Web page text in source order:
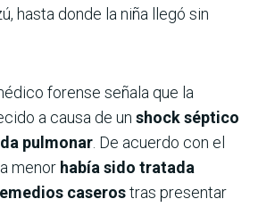
hasta donde la niña llegó sin
forense señala que la
a causa de un shock séptico
pulmonar. De acuerdo con el
menor había sido tratada
caserostras presentar